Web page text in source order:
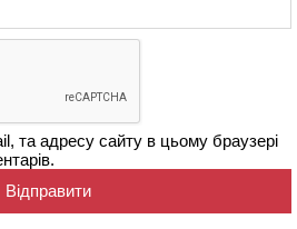
та адресу сайту в цьому браузері